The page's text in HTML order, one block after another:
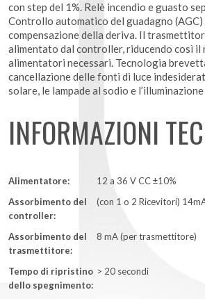
con step del 1%. Relè incendio e guasto
Controllo automatico del guadagno (AGC)
compensazione della deriva. Il
alimentato dal controller, riducendo così il
alimentatori necessari. Tecnologia
cancellazione delle fonti di luce
solare, le lampade al sodio e
INFORMAZIONI
Alimentatore:
12 a 36 V CC ±10%
Assorbimento del
controller:
(con 1 o 2 Ricevitori)
Assorbimento del
trasmettitore:
8 mA (per trasmettitore)
Tempo di ripristino
dello spegnimento:
> 20 secondi